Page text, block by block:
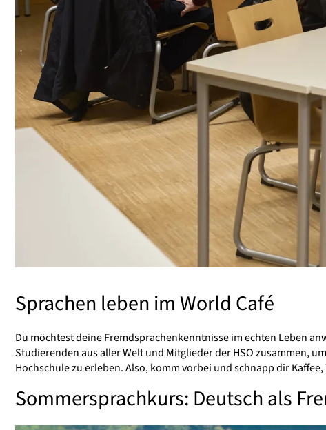
Sprachen leben im World Café
Du möchtest deine Fremdsprachenkenntnisse im echten Leben
Studierenden aus aller Welt und Mitglieder der HSO zusammen,
Hochschule zu erleben. Also, komm vorbei und schnapp dir Kaffee,
Sommersprachkurs: Deutsch als